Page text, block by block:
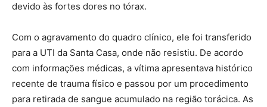
devido às fortes dores no tórax.
Com o agravamento do quadro clínico, ele foi transferido
para a UTI da Santa Casa, onde não resistiu. De acordo
com informações médicas, a vítima apresentava histórico
recente de trauma físico e passou por um procedimento
para retirada de sangue acumulado na região torácica. As